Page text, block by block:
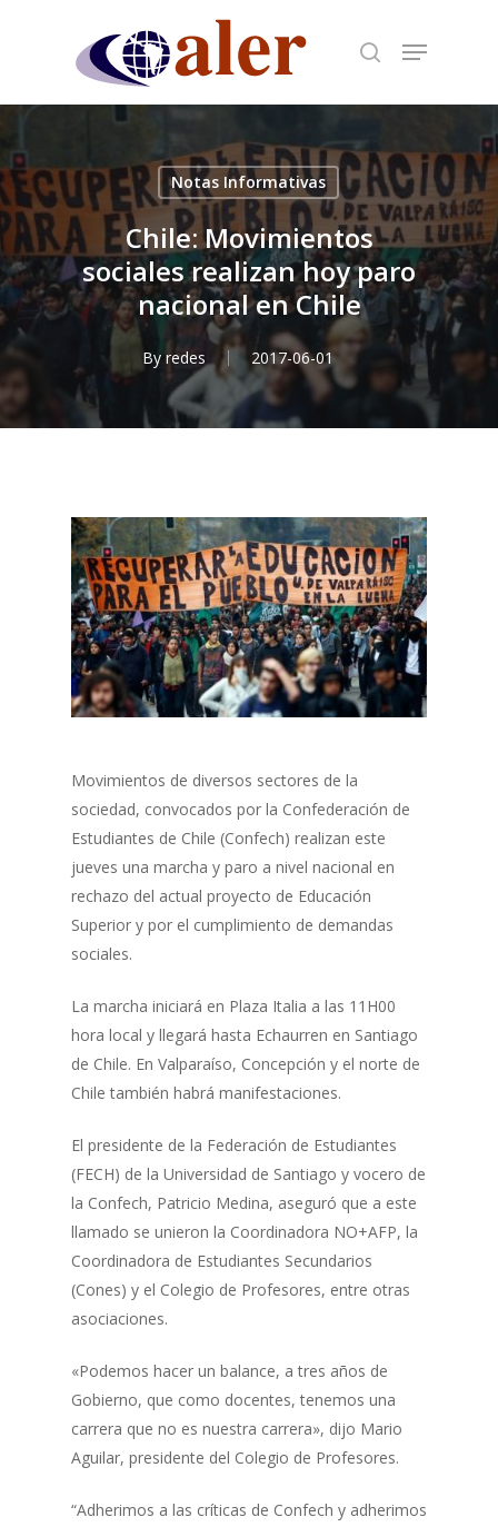
content
Notas Informativas
Chile: Movimientos
sociales realizan hoy paro
nacional en Chile
By redes 2017-06-01
Movimientos de diversos sectores de la
sociedad, convocados por la Confederación de
Estudiantes de Chile (Confech) realizan este
jueves una marcha y paro a nivel nacional en
rechazo del actual proyecto de Educación
Superior y por el cumplimiento de demandas
sociales.
La marcha iniciará en Plaza Italia a las 11H00
hora local y llegará hasta Echaurren en Santiago
de Chile. En Valparaíso, Concepción y el norte de
Chile también habrá manifestaciones.
El presidente de la Federación de Estudiantes
(FECH) de la Universidad de Santiago y vocero de
la Confech, Patricio Medina, aseguró que a este
llamado se unieron la Coordinadora NO+AFP, la
Coordinadora de Estudiantes Secundarios
(Cones) y el Colegio de Profesores, entre otras
asociaciones.
«Podemos hacer un balance, a tres años de
Gobierno, que como docentes, tenemos una
carrera que no es nuestra carrera», dijo Mario
Aguilar, presidente del Colegio de Profesores.
“Adherimos a las críticas de Confech y adherimos